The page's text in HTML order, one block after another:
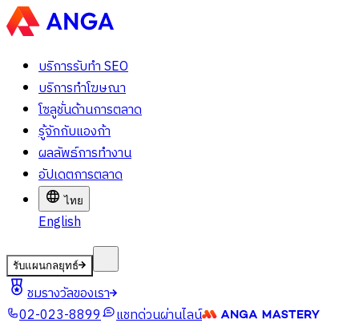
บริการรับทำ SEO
บริการทำโฆษณา
โซลูชั่นด้านการตลาด
รู้จักกับแองก้า
ผลลัพธ์การทำงาน
อัปเดตการตลาด
ไทย
English
รับแผนกลยุทธ์
ชมรางวัลของเรา
02-023-8899
แชทด่วนผ่านไลน์